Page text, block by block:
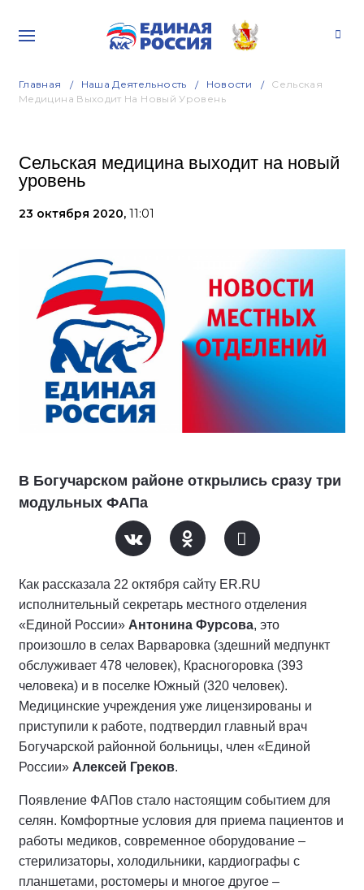
Главная Наша Деятельность Новости
Сельская
Медицина Выходит На Новый Уровень
Сельская медицина выходит на новый
уровень
23 октября 2020, 11:01
В Богучарском районе открылись сразу три
модульных ФАПа
Как рассказала 22 октября сайту ER.RU
исполнительный секретарь местного отделения
«Единой России» Антонина Фурсова, это
произошло в селах Варваровка (здешний медпункт
обслуживает 478 человек), Красногоровка (393
человека) и в поселке Южный (320 человек).
Медицинские учреждения уже лицензированы и
приступили к работе, подтвердил главный врач
Богучарской районной больницы, член «Единой
России» Алексей Греков.
Появление ФАПов стало настоящим событием для
селян. Комфортные условия для приема пациентов и
работы медиков, современное оборудование –
стерилизаторы, холодильники, кардиографы с
планшетами, ростомеры и многое другое –